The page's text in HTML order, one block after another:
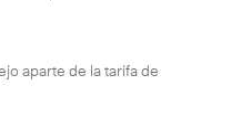
aparte de la tarifa de